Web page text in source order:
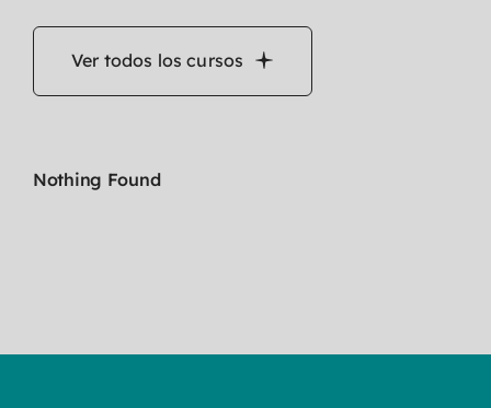
Ver todos los cursos
Nothing Found